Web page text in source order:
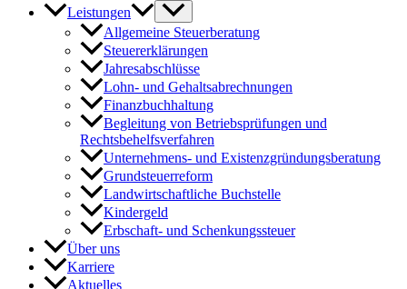
Leistungen
Allgemeine Steuerberatung
Steuererklärungen
Jahresabschlüsse
Lohn- und Gehaltsabrechnungen
Finanzbuchhaltung
Begleitung von Betriebsprüfungen und
Rechtsbehelfsverfahren
Unternehmens- und Existenzgründungsberatung
Grundsteuerreform
Landwirtschaftliche Buchstelle
Kindergeld
Erbschaft- und Schenkungssteuer
Über uns
Karriere
Aktuelles